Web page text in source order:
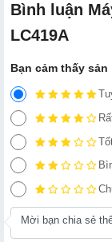
Bình luận
LC419A
Bạn cảm thấy